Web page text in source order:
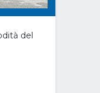
del